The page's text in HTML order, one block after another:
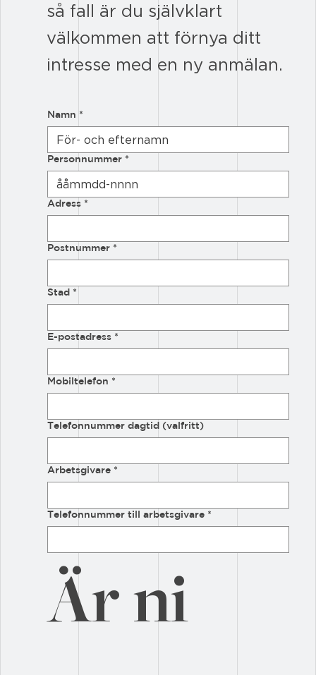
så fall är du självklart
välkommen att förnya ditt
intresse med en ny anmälan.
Namn *
Personnummer *
Adress *
Postnummer *
Stad *
E-postadress *
Mobiltelefon *
Telefonnummer dagtid (valfritt)
Arbetsgivare *
Telefonnummer till arbetsgivare *
Är ni